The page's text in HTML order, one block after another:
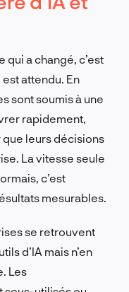
qui a changé, c’est
attendu. En
sont soumis à une
rapidement,
leurs décisions
La vitesse seule
c’est
mesurables.
se retrouvent
d’IA mais n’en
Les